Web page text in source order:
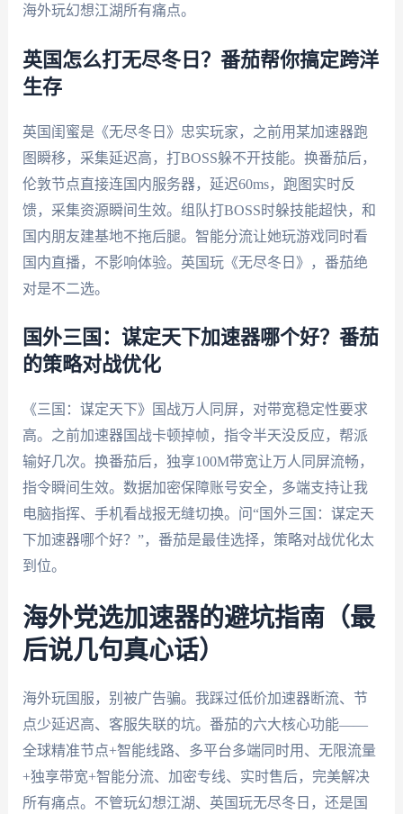
海外玩幻想江湖所有痛点。
英国怎么打无尽冬日？番茄帮你搞定跨洋
生存
英国闺蜜是《无尽冬日》忠实玩家，之前用某加速器跑
图瞬移，采集延迟高，打BOSS躲不开技能。换番茄后，
伦敦节点直接连国内服务器，延迟60ms，跑图实时反
馈，采集资源瞬间生效。组队打BOSS时躲技能超快，和
国内朋友建基地不拖后腿。智能分流让她玩游戏同时看
国内直播，不影响体验。英国玩《无尽冬日》，番茄绝
对是不二选。
国外三国：谋定天下加速器哪个好？番茄
的策略对战优化
《三国：谋定天下》国战万人同屏，对带宽稳定性要求
高。之前加速器国战卡顿掉帧，指令半天没反应，帮派
输好几次。换番茄后，独享100M带宽让万人同屏流畅，
指令瞬间生效。数据加密保障账号安全，多端支持让我
电脑指挥、手机看战报无缝切换。问“国外三国：谋定天
下加速器哪个好？”，番茄是最佳选择，策略对战优化太
到位。
海外党选加速器的避坑指南（最
后说几句真心话）
海外玩国服，别被广告骗。我踩过低价加速器断流、节
点少延迟高、客服失联的坑。番茄的六大核心功能——
全球精准节点+智能线路、多平台多端同时用、无限流量
+独享带宽+智能分流、加密专线、实时售后，完美解决
所有痛点。不管玩幻想江湖、英国玩无尽冬日，还是国